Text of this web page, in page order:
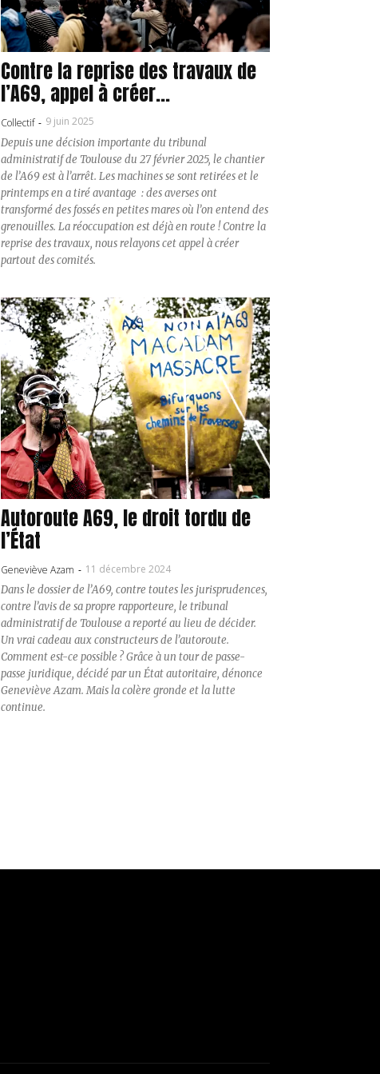
Contre la reprise des travaux de
l’A69, appel à créer...
Collectif - 9 juin 2025
Depuis une décision importante du tribunal
administratif de Toulouse du 27 février 2025, le chantier
de l’A69 est à l’arrêt. Les machines se sont retirées et le
printemps en a tiré avantage : des averses ont
transformé des fossés en petites mares où l’on entend des
grenouilles. La réoccupation est déjà en route ! Contre la
reprise des travaux, nous relayons cet appel à créer
partout des comités.
Autoroute A69, le droit tordu de
l’État
Geneviève Azam - 11 décembre 2024
Dans le dossier de l’A69, contre toutes les jurisprudences,
contre l’avis de sa propre rapporteure, le tribunal
administratif de Toulouse a reporté au lieu de décider.
Un vrai cadeau aux constructeurs de l’autoroute.
Comment est-ce possible ? Grâce à un tour de passe-
passe juridique, décidé par un État autoritaire, dénonce
Geneviève Azam. Mais la colère gronde et la lutte
continue.